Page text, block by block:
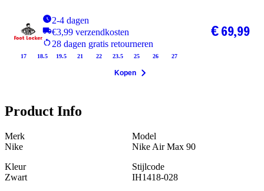
2-4 dagen
€3,99 verzendkosten
28 dagen gratis retourneren
17 18.5 19.5 21 22 23.5 25 26 27
€ 69,99
Kopen
Product Info
Merk
Nike
Model
Nike Air Max 90
Kleur
Zwart
Stijlcode
IH1418-028